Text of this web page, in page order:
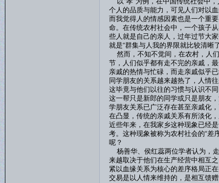
个人的品质与能力，可见人们对以
而我觉得人的情感因素也是一个重
命。在传统农村社会中，一个孩子
些人就是自己的亲人，过年过节大
就是“群集与人我的界限就比较清晰
然而，不知不觉间，在农村，人
节，人们似乎都有走不完的亲戚，
亲戚的热情与忙碌，而走亲戚似乎
同学朋友的关系越来越热了，人情
这毕竟与他们以往的习惯与认识不
这一帮只是新郎的同学或只是朋友
学朋友关系已广泛存在甚至亲戚化
在凸显，传统的亲戚关系有所淡化
近些年来，在我家乡这种现象已经
考。这种现象被称为农村社会的“差
呢？
杨善华、侯红蕊两位学者认为，
来越取决于他们在生产经营中相互
紧以血缘关系为核心的差序格局正
交易是以人情来维持的，是相互馈